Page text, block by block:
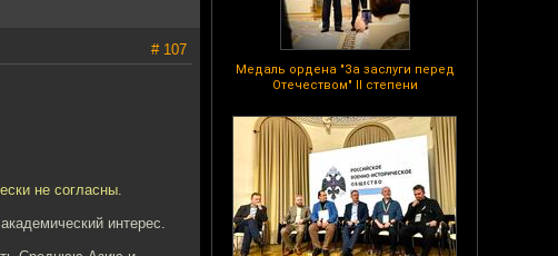
Медаль ордена "За заслуги перед
Отечеством" II степени
# 107
не согласны.
интерес.